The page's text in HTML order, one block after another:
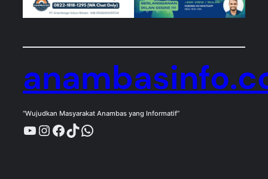
“Wujudkan Masyarakat Anambas yang Informatif”
YouTube
Instagram
Facebook
TikTok
WhatsApp